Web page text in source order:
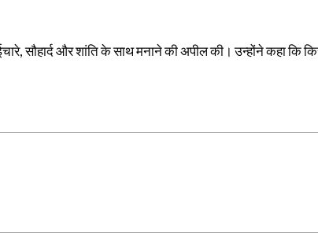
सौहार्द और शांति के साथ मनाने की अपील की। उन्होंने कहा